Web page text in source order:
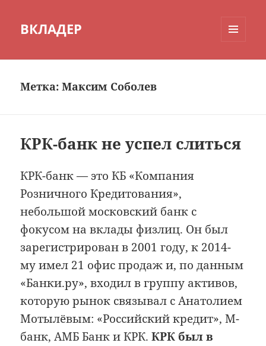
ВКЛАДЕР
Метка:Максим Соболев
КРК-банк не успел слиться
КРК-банк — это КБ «Компания
Розничного Кредитования»,
небольшой московский банк с
фокусом на вклады физлиц. Он был
зарегистрирован в 2001 году, к 2014-
му имел 21 офис продаж и, по данным
«Банки.ру», входил в группу активов,
которую рынок связывал с Анатолием
Мотылёвым: «Российский кредит», М-
банк, АМБ Банк и КРК.КРК был в